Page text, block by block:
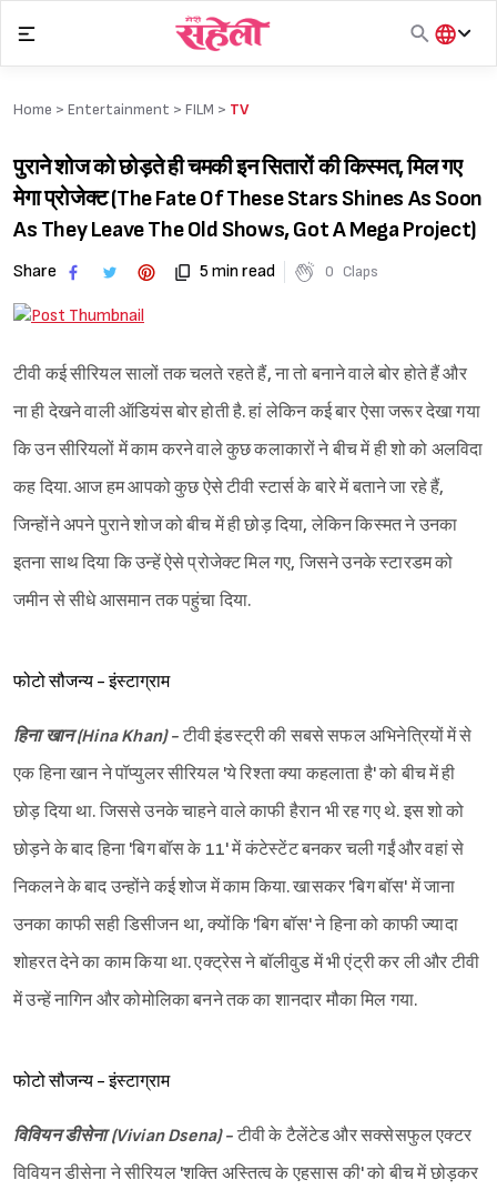
content
हिंदी
Home > Entertainment > FILM > TV
पुराने शोज को छोड़ते ही चमकी इन सितारों की किस्मत, मिल गए
मेगा प्रोजेक्ट (The Fate Of These Stars Shines As Soon
As They Leave The Old Shows, Got A Mega Project)
Share 5 min read 0 Claps
टीवी कई सीरियल सालों तक चलते रहते हैं, ना तो बनाने वाले बोर होते हैं और
ना ही देखने वाली ऑडियंस बोर होती है. हां लेकिन कई बार ऐसा जरूर देखा गया
कि उन सीरियलों में काम करने वाले कुछ कलाकारों ने बीच में ही शो को अलविदा
कह दिया. आज हम आपको कुछ ऐसे टीवी स्टार्स के बारे में बताने जा रहे हैं,
जिन्होंने अपने पुराने शोज को बीच में ही छोड़ दिया, लेकिन किस्मत ने उनका
इतना साथ दिया कि उन्हें ऐसे प्रोजेक्ट मिल गए, जिसने उनके स्टारडम को
जमीन से सीधे आसमान तक पहुंचा दिया.
फोटो सौजन्य - इंस्टाग्राम
हिना खान (Hina Khan) - टीवी इंडस्ट्री की सबसे सफल अभिनेत्रियों में से
एक हिना खान ने पॉप्युलर सीरियल 'ये रिश्ता क्या कहलाता है' को बीच में ही
छोड़ दिया था. जिससे उनके चाहने वाले काफी हैरान भी रह गए थे. इस शो को
छोड़ने के बाद हिना 'बिग बॉस के 11' में कंटेस्टेंट बनकर चली गईं और वहां से
निकलने के बाद उन्होंने कई शोज में काम किया. खासकर 'बिग बॉस' में जाना
उनका काफी सही डिसीजन था, क्योंकि 'बिग बॉस' ने हिना को काफी ज्यादा
शोहरत देने का काम किया था. एक्ट्रेस ने बॉलीवुड में भी एंट्री कर ली और टीवी
में उन्हें नागिन और कोमोलिका बनने तक का शानदार मौका मिल गया.
फोटो सौजन्य - इंस्टाग्राम
विवियन डीसेना (Vivian Dsena) - टीवी के टैलेंटेड और सक्सेसफुल एक्टर
विवियन डीसेना ने सीरियल 'शक्ति अस्तित्व के एहसास की' को बीच में छोड़कर